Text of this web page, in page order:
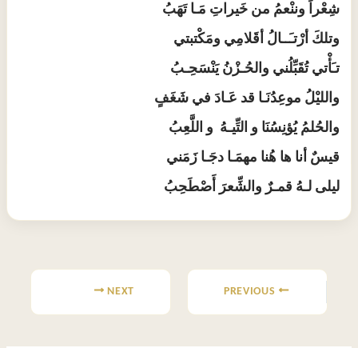
شِعْراً وننْعمُ من خَيراتِ مَـا تَهَبُ
وتلكَ أرْتـَــالُ أقَلامِي ومَكْتبتي
تـَأْتي تُقَبِّلُني والحُـزْنُ يَنْسَحِـبُ
والليْلُ موعِدُنَـا قد عَـادَ في شَغَفٍ
والحُلمُ يُؤنِسُنَا و التِّيـهُ و اللَّعِبُ
قيسٌ أنا ها هُنا مهمَـا دجَـا زَمَني
ليلى لـهُ قمـرٌ والشِّعرَ أَصْطَحِبُ
NEXT